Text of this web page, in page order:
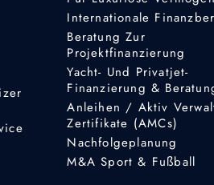
Internationale
Beratung Zur
Projektfinanzierung
Yacht- Und Privatjet-
Finanzierung &
Anleihen / Aktiv
Zertifikate (AMCs)
Nachfolgeplanung
M&A Sport & Fußball